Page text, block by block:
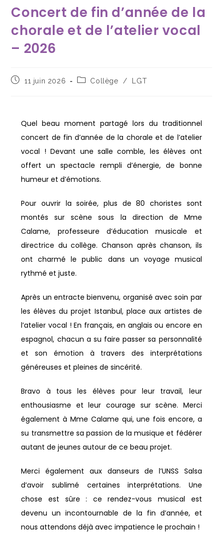
Concert de fin d’année de la
chorale et de l’atelier vocal
– 2026
11 juin 2026 Collège / LGT
Quel beau moment partagé lors du traditionnel
concert de fin d’année de la chorale et de l’atelier
vocal ! Devant une salle comble, les élèves ont
offert un spectacle rempli d’énergie, de bonne
humeur et d’émotions.
Pour ouvrir la soirée, plus de 80 choristes sont
montés sur scène sous la direction de Mme
Calame, professeure d’éducation musicale et
directrice du collège. Chanson après chanson, ils
ont charmé le public dans un voyage musical
rythmé et juste.
Après un entracte bienvenu, organisé avec soin par
les élèves du projet Istanbul, place aux artistes de
l’atelier vocal ! En français, en anglais ou encore en
espagnol, chacun a su faire passer sa personnalité
et son émotion à travers des interprétations
généreuses et pleines de sincérité.
Bravo à tous les élèves pour leur travail, leur
enthousiasme et leur courage sur scène. Merci
également à Mme Calame qui, une fois encore, a
su transmettre sa passion de la musique et fédérer
autant de jeunes autour de ce beau projet.
Merci également aux danseurs de l’UNSS Salsa
d’avoir sublimé certaines interprétations. Une
chose est sûre : ce rendez-vous musical est
devenu un incontournable de la fin d’année, et
nous attendons déjà avec impatience le prochain !